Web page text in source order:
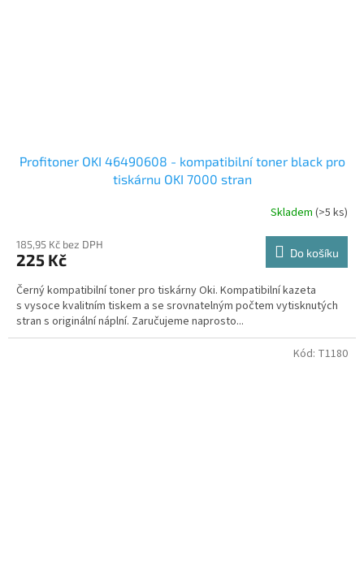
Profitoner OKI 46490608 - kompatibilní toner black pro
tiskárnu OKI 7000 stran
Skladem (>5 ks)
185,95 Kč bez DPH
225 Kč Do košíku
Černý kompatibilní toner pro tiskárny Oki. Kompatibilní kazeta
s vysoce kvalitním tiskem a se srovnatelným počtem vytisknutých
stran s originální náplní. Zaručujeme naprosto...
Kód: T1180